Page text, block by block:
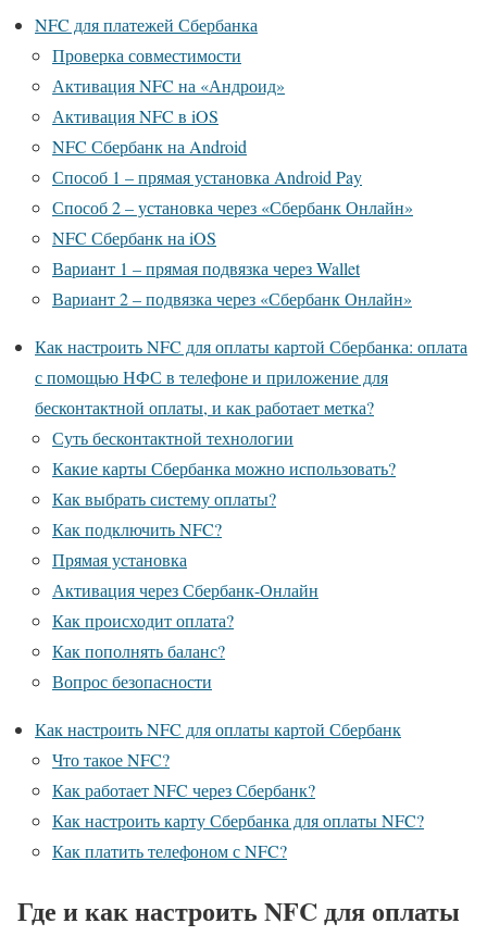
NFC для платежей Сбербанка
Проверка совместимости
Активация NFC на «Андроид»
Активация NFC в iOS
NFC Сбербанк на Android
Способ 1 – прямая установка Android Pay
Способ 2 – установка через «Сбербанк Онлайн»
NFC Сбербанк на iOS
Вариант 1 – прямая подвязка через Wallet
Вариант 2 – подвязка через «Сбербанк Онлайн»
Как настроить NFC для оплаты картой Сбербанка: оплата
с помощью НФС в телефоне и приложение для
бесконтактной оплаты, и как работает метка?
Суть бесконтактной технологии
Какие карты Сбербанка можно использовать?
Как выбрать систему оплаты?
Как подключить NFC?
Прямая установка
Активация через Сбербанк-Онлайн
Как происходит оплата?
Как пополнять баланс?
Вопрос безопасности
Как настроить NFC для оплаты картой Сбербанк
Что такое NFC?
Как работает NFC через Сбербанк?
Как настроить карту Сбербанка для оплаты NFC?
Как платить телефоном с NFC?
Где и как настроить NFC для оплаты